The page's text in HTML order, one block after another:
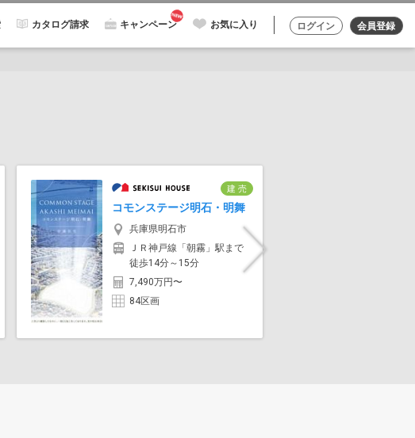
カタログ請求 キャンペーン お気に入り ログイン 会員登録
建 売
コモンステージ明石・明舞
兵庫県明石市
ＪＲ神戸線「朝霧」駅まで
徒歩14分～15分
7,490万円〜
84区画